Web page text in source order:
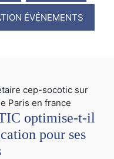
ÉVÉNEMENTS
optimise-t-il
pour ses